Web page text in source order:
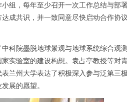
组，每年至少召开一次工作总结与部
成共识，并一致同意尽快启动合作协议
院墨脱地球景观与地球系统综合观测
实验室的建设构想。袁占亭教授等对
兰州大学表达了积极深入参与泛第三极
展的愿望。